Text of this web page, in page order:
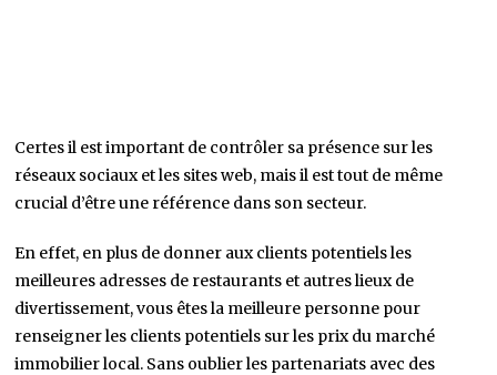
Certes il est important de contrôler sa présence sur les
réseaux sociaux et les sites web, mais il est tout de même
crucial d’être une référence dans son secteur.
En effet, en plus de donner aux clients potentiels les
meilleures adresses de restaurants et autres lieux de
divertissement, vous êtes la meilleure personne pour
renseigner les clients potentiels sur les prix du marché
immobilier local. Sans oublier les partenariats avec des